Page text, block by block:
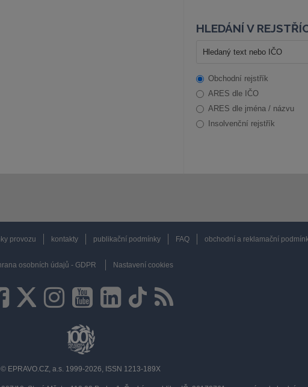
HLEDÁNÍ V
Obchodní rejstřík
ARES dle IČO
ARES dle jména / názvu
Insolvenční rejstřík
provozu kontakty publikační podmínky FAQ obchodní a reklamační
osobních údajů - GDPR Nastavení cookies
© EPRAVO.CZ, a.s. 1999-2026, ISSN 1213-189X